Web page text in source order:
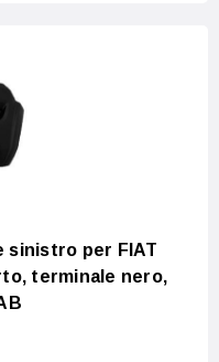
sinistro per FIAT
terminale nero,